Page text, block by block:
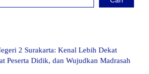
2 Surakarta: Kenal Lebih Dekat
Peserta Didik, dan Wujudkan Madrasah